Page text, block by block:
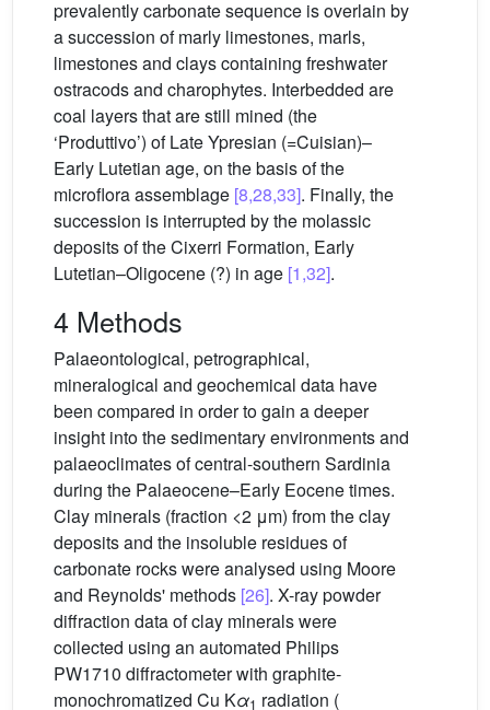
prevalently carbonate sequence is overlain by
a succession of marly limestones, marls,
limestones and clays containing freshwater
ostracods and charophytes. Interbedded are
coal layers that are still mined (the
‘Produttivo’) of Late Ypresian (=Cuisian)–
Early Lutetian age, on the basis of the
microflora assemblage [8,28,33]. Finally, the
succession is interrupted by the molassic
deposits of the Cixerri Formation, Early
Lutetian–Oligocene (?) in age [1,32].
4 Methods
Palaeontological, petrographical,
mineralogical and geochemical data have
been compared in order to gain a deeper
insight into the sedimentary environments and
palaeoclimates of central-southern Sardinia
during the Palaeocene–Early Eocene times.
Clay minerals (fraction <2 μm) from the clay
deposits and the insoluble residues of
carbonate rocks were analysed using Moore
and Reynolds' methods [26]. X-ray powder
diffraction data of clay minerals were
collected using an automated Philips
PW1710 diffractometer with graphite-
monochromatized Cu Kα1 radiation (